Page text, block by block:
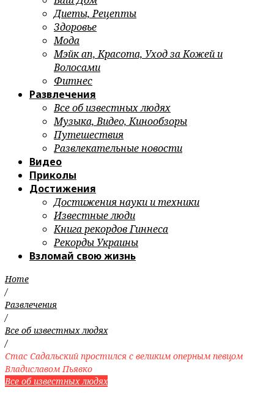
Диеты, Рецепты
Здоровье
Мода
Мэйк ап, Красота, Уход за Кожей и
Волосами
Фитнес
Развлечения
Все об известных людях
Музыка, Видео, Кинообзоры
Путешествия
Развлекательные новости
Видео
Приколы
Достижения
Достижения науки и техники
Известные люди
Книга рекордов Гиннеса
Рекорды Украины
Взломай свою жизнь
Home
/
Развлечения
/
Все об известных людях
/
Стас Садальский простился с великим оперным певцом
Владиславом Пьявко
Все об известных людях